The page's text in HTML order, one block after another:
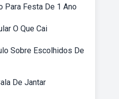
Para Festa De 1 Ano
O Que Cai
Sobre Escolhidos De
De Jantar